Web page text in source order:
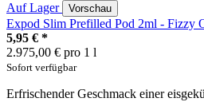
Auf Lager Vorschau
Expod Slim Prefilled Pod 2ml - Fizzy
5,95 € *
2.975,00 € pro 1 l
Sofort verfügbar
Erfrischender Geschmack einer